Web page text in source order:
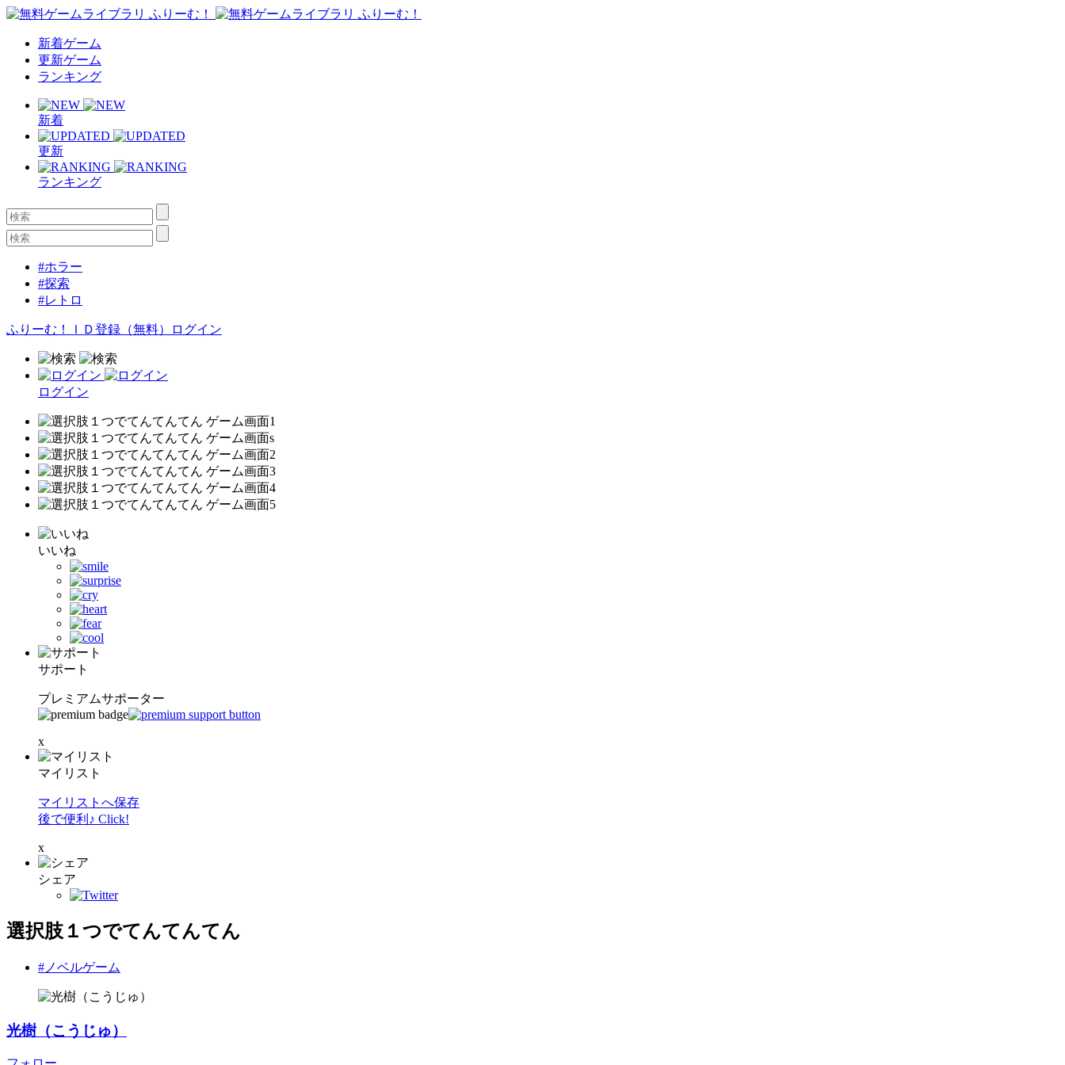
新着ゲーム
更新ゲーム
ランキング
新着
更新
ランキング
#ホラー
#探索
#レトロ
ふりーむ！ＩＤ登録（無料） ログイン
ログイン
いいね
サポート
プレミアムサポーター
x
マイリスト
マイリストへ保存
後で便利♪ Click!
x
シェア
選択肢１つでてんてんてん
#ノベルゲーム
光樹（こうじゅ）